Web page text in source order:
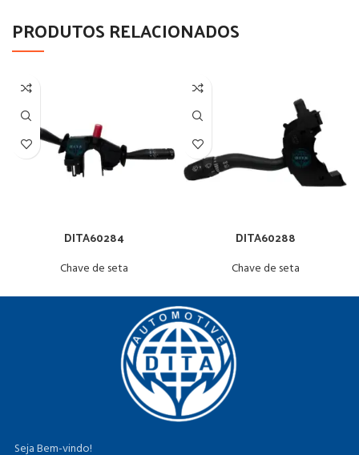
PRODUTOS RELACIONADOS
DITA60284
Chave de seta
DITA60288
Chave de seta
Seja Bem-vindo!